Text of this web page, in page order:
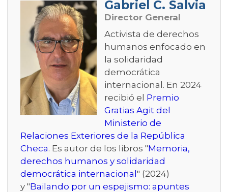
Gabriel C. Salvia
Director General
Activista de derechos
humanos enfocado en
la solidaridad
democrática
internacional. En 2024
recibió el Premio
Gratias Agit del
Ministerio de
Relaciones Exteriores de la República
Checa. Es autor de los libros "Memoria,
derechos humanos y solidaridad
democrática internacional " (2024)
y "Bailando por un espejismo: apuntes